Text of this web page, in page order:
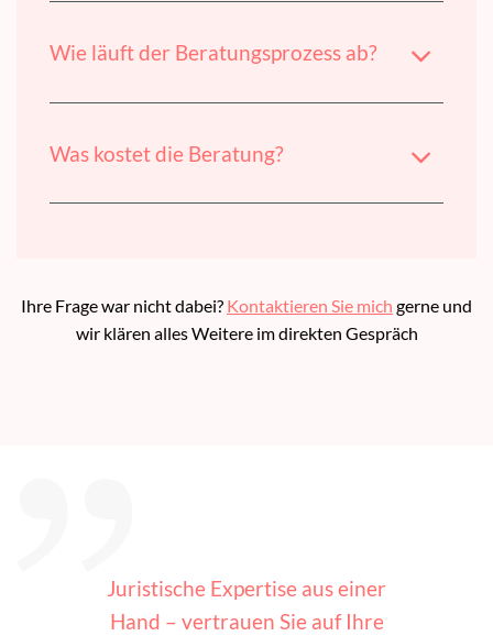
Wie läuft der Beratungsprozess ab?
Was kostet die Beratung?
Ihre Frage war nicht dabei? Kontaktieren Sie mich gerne und
wir klären alles Weitere im direkten Gespräch
Juristische Expertise aus einer
Hand – vertrauen Sie auf Ihre